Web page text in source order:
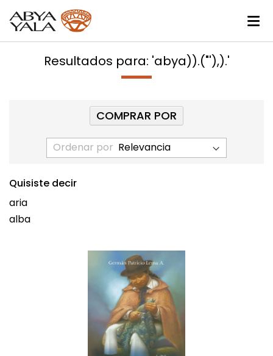
Resultados para: 'abya)).("'),).'
Ordenar por
Quisiste decir
aria
alba
COMPRAR POR